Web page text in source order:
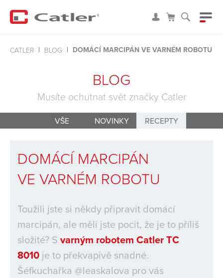
CATLER BLOG DOMÁCÍ MARCIPÁN VE VARNÉM ROBOTU
BLOG
Musíte ochutnat svět značky Catler
VŠE NOVINKY RECEPTY
DOMÁCÍ MARCIPÁN
VE VARNÉM ROBOTU
Toužili jste si někdy připravit domácí
marcipán, ale měli jste pocit, že je to příliš
složité? S varným robotem Catler TC
8010 je to překvapivě snadné.
Šéfkuchařka @leaskalova pro vás